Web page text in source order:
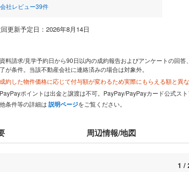
社レビュー39件
更新予定日：2026年8月14日
資料請求/見学予約日から90日以内の成約報告およびアンケートの回
了が条件。当該不動産会社に連絡済みの場合は対象外。
成約した物件価格に応じて付与額が変わるため実際にもらえる額と異な
PayPayポイントは出金と譲渡は不可。PayPay/PayPayカード公式スト
条件等の詳細は 説明ページをご覧ください。
周辺情報/地図
1 /